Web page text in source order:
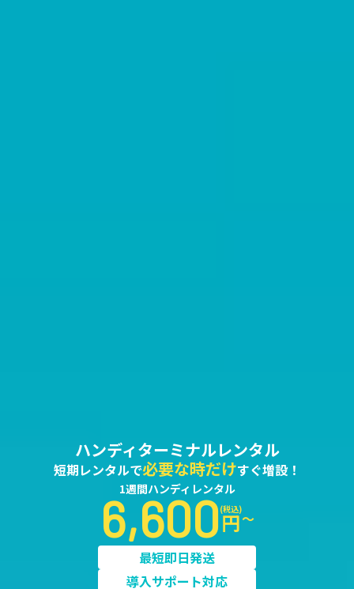
ハンディターミナルレンタル
短期レンタルで必要な時だけすぐ増設！
1週間ハンディレンタル
6,600 (税込)
円～
最短即日発送
導入サポート対応